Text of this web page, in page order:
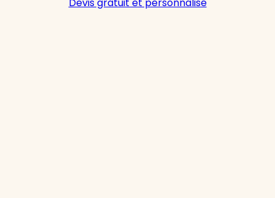
Devis gratuit et personnalisé